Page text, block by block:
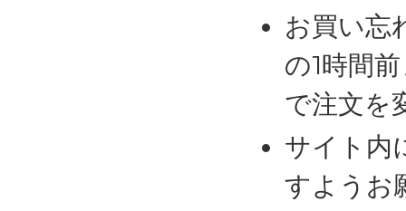
お買い忘
の1時間
で注文を
サイト内
すようお